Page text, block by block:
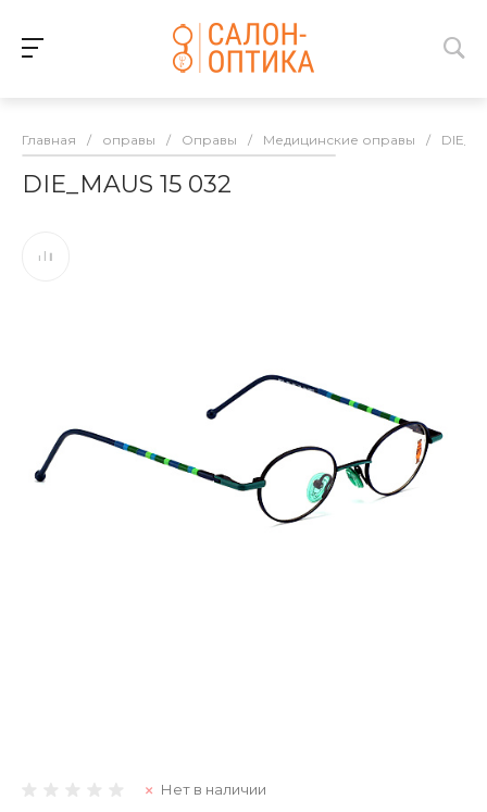
Главная / оправы / Оправы / Медицинские оправы /
DIE_MAUS 15 032
Нет в наличии